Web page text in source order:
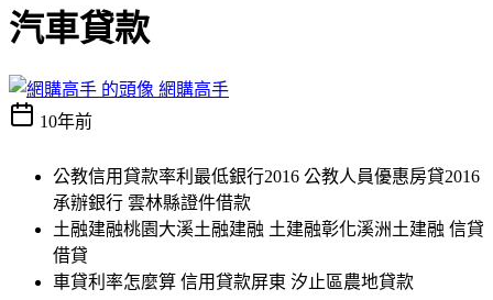
汽車貸款
網購高手
10年前
公教信用貸款率利最低銀行2016 公教人員優惠房貸2016
承辦銀行 雲林縣證件借款
土融建融桃園大溪土融建融 土建融彰化溪洲土建融 信貸
借貸
車貸利率怎麼算 信用貸款屏東 汐止區農地貸款